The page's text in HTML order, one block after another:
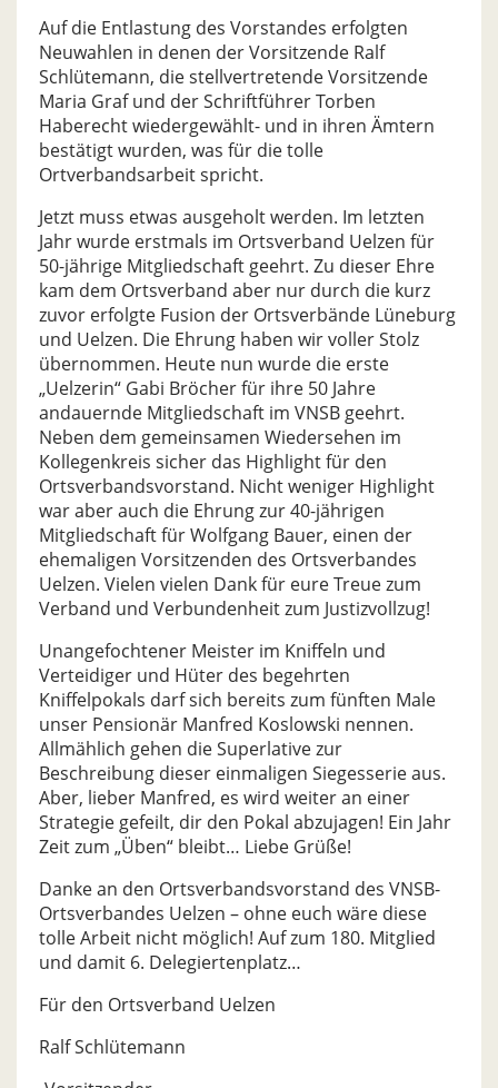
Auf die Entlastung des Vorstandes erfolgten
Neuwahlen in denen der Vorsitzende Ralf
Schlütemann, die stellvertretende Vorsitzende
Maria Graf und der Schriftführer Torben
Haberecht wiedergewählt- und in ihren Ämtern
bestätigt wurden, was für die tolle
Ortverbandsarbeit spricht.
Jetzt muss etwas ausgeholt werden. Im letzten
Jahr wurde erstmals im Ortsverband Uelzen für
50-jährige Mitgliedschaft geehrt. Zu dieser Ehre
kam dem Ortsverband aber nur durch die kurz
zuvor erfolgte Fusion der Ortsverbände Lüneburg
und Uelzen. Die Ehrung haben wir voller Stolz
übernommen. Heute nun wurde die erste
„Uelzerin“ Gabi Bröcher für ihre 50 Jahre
andauernde Mitgliedschaft im VNSB geehrt.
Neben dem gemeinsamen Wiedersehen im
Kollegenkreis sicher das Highlight für den
Ortsverbandsvorstand. Nicht weniger Highlight
war aber auch die Ehrung zur 40-jährigen
Mitgliedschaft für Wolfgang Bauer, einen der
ehemaligen Vorsitzenden des Ortsverbandes
Uelzen. Vielen vielen Dank für eure Treue zum
Verband und Verbundenheit zum Justizvollzug!
Unangefochtener Meister im Kniffeln und
Verteidiger und Hüter des begehrten
Kniffelpokals darf sich bereits zum fünften Male
unser Pensionär Manfred Koslowski nennen.
Allmählich gehen die Superlative zur
Beschreibung dieser einmaligen Siegesserie aus.
Aber, lieber Manfred, es wird weiter an einer
Strategie gefeilt, dir den Pokal abzujagen! Ein Jahr
Zeit zum „Üben“ bleibt… Liebe Grüße!
Danke an den Ortsverbandsvorstand des VNSB-
Ortsverbandes Uelzen – ohne euch wäre diese
tolle Arbeit nicht möglich! Auf zum 180. Mitglied
und damit 6. Delegiertenplatz…
Für den Ortsverband Uelzen
Ralf Schlütemann